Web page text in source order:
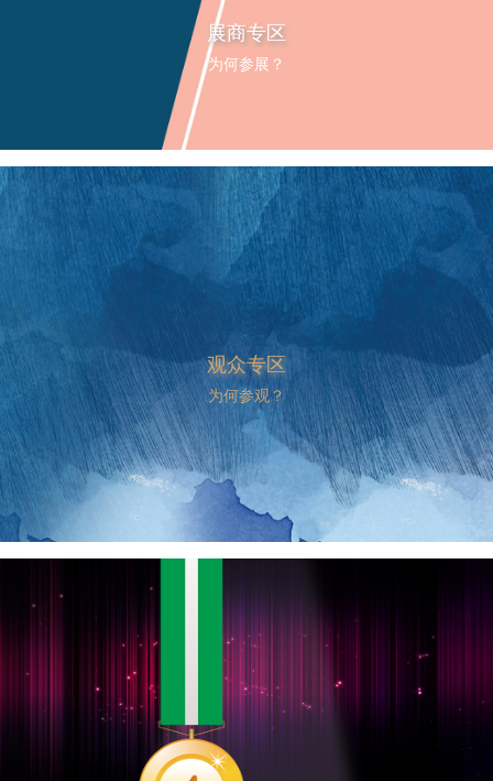
展商专区
为何参展？
观众专区
为何参观？